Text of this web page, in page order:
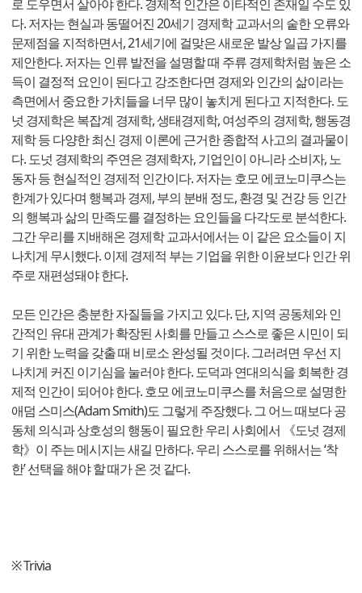
로 도우면서 살아야 한다. 경제적 인간은 이타적인 존재일 수도 있
다. 저자는 현실과 동떨어진 20세기 경제학 교과서의 숱한 오류와
문제점을 지적하면서, 21세기에 걸맞은 새로운 발상 일곱 가지를
제안한다. 저자는 인류 발전을 설명할 때 주류 경제학처럼 높은 소
득이 결정적 요인이 된다고 강조한다면 경제와 인간의 삶이라는
측면에서 중요한 가치들을 너무 많이 놓치게 된다고 지적한다. 도
넛 경제학은 복잡계 경제학, 생태경제학, 여성주의 경제학, 행동경
제학 등 다양한 최신 경제 이론에 근거한 종합적 사고의 결과물이
다. 도넛 경제학의 주연은 경제학자, 기업인이 아니라 소비자, 노
동자 등 현실적인 경제적 인간이다. 저자는 호모 에코노미쿠스는
한계가 있다며 행복과 경제, 부의 분배 정도, 환경 및 건강 등 인간
의 행복과 삶의 만족도를 결정하는 요인들을 다각도로 분석한다.
그간 우리를 지배해온 경제학 교과서에서는 이 같은 요소들이 지
나치게 무시했다. 이제 경제적 부는 기업을 위한 이윤보다 인간 위
주로 재편성돼야 한다.
모든 인간은 충분한 자질들을 가지고 있다. 단, 지역 공동체와 인
간적인 유대 관계가 확장된 사회를 만들고 스스로 좋은 시민이 되
기 위한 노력을 갖출 때 비로소 완성될 것이다. 그러려면 우선 지
나치게 커진 이기심을 눌러야 한다. 도덕과 연대의식을 회복한 경
제적 인간이 되어야 한다. 호모 에코노미쿠스를 처음으로 설명한
애덤 스미스(Adam Smith)도 그렇게 주장했다. 그 어느 때보다 공
동체 의식과 상호성의 행동이 필요한 우리 사회에서 《도넛 경제
학》이 주는 메시지는 새길 만하다. 우리 스스로를 위해서는 ‘착
한’ 선택을 해야 할 때가 온 것 같다.
※ Trivia